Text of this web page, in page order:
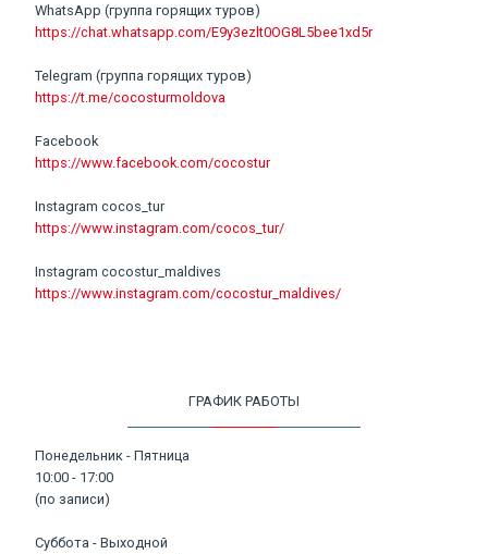
WhatsApp (группа горящих туров)
https://chat.whatsapp.com/E9y3ezlt0OG8L5bee1xd5r
Telegram (группа горящих туров)
https://t.me/cocosturmoldova
Facebook
https://www.facebook.com/cocostur
Instagram cocos_tur
https://www.instagram.com/cocos_tur/
Instagram cocostur_maldives
https://www.instagram.com/cocostur_maldives/
ГРАФИК РАБОТЫ
Понедельник - Пятница
10:00 - 17:00
(по записи)
Суббота - Выходной